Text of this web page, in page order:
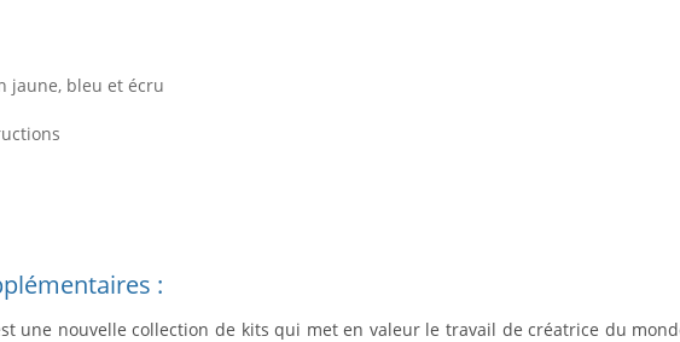
jaune, bleu et écru
:
une nouvelle collection de kits qui met en valeur le travail de créatrice du